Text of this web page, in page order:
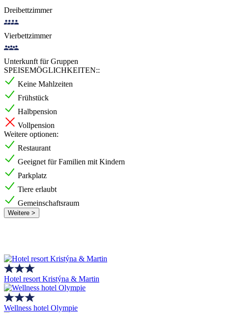
Dreibettzimmer
Vierbettzimmer
Unterkunft für Gruppen
SPEISEMÖGLICHKEITEN::
Keine Mahlzeiten
Frühstück
Halbpension
Vollpension
Weitere optionen:
Restaurant
Geeignet für Familien mit Kindern
Parkplatz
Tiere erlaubt
Gemeinschaftsraum
Weitere >
Hotel resort Kristýna & Martin
Wellness hotel Olympie